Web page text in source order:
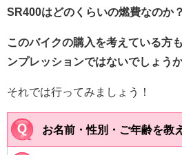
SR400はどのくらいの燃費なのか？
このバイクの購入を考えている方
ンプレッションではないでしょうか
それでは行ってみましょう！
お名前・性別・ご年齢を教